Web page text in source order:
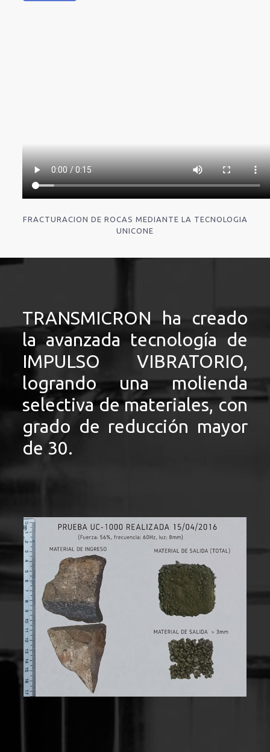
FRACTURACION DE ROCAS MEDIANTE LA TECNOLOGIA
UNICONE
TRANSMICRON ha creado
la avanzada tecnología de
IMPULSO VIBRATORIO,
logrando una molienda
selectiva de materiales, con
grado de reducción mayor
de 30.